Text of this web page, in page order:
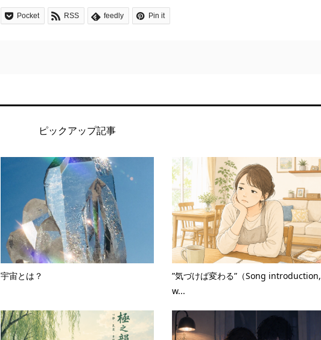
Pocket RSS feedly Pin it
ピックアップ記事
宇宙とは？
”気づけば変わる”（Song introduction,
w...